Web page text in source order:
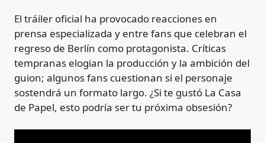
El tráiler oficial ha provocado reacciones en
prensa especializada y entre fans que celebran el
regreso de Berlín como protagonista. Críticas
tempranas elogian la producción y la ambición del
guion; algunos fans cuestionan si el personaje
sostendrá un formato largo. ¿Si te gustó La Casa
de Papel, esto podría ser tu próxima obsesión?